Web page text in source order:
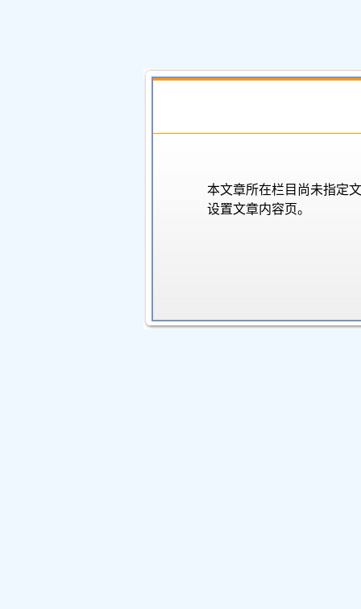
本文章所在栏目尚未指定
设置文章内容页。